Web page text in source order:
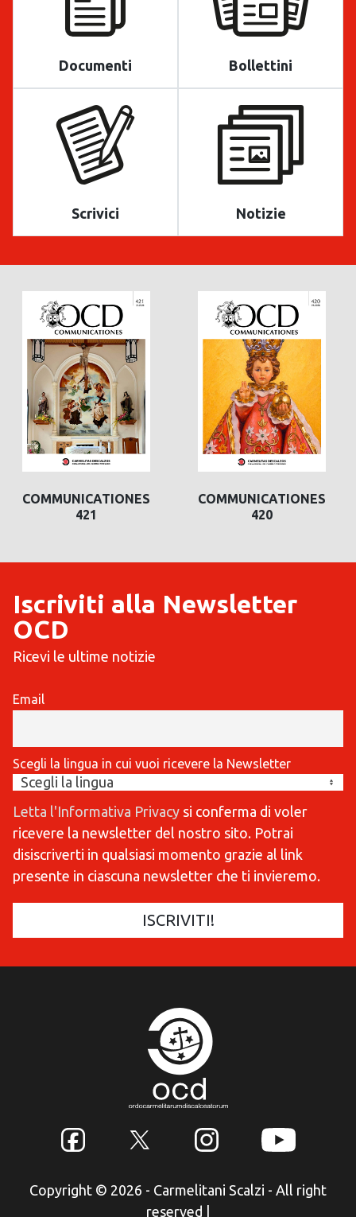
Documenti Bollettini
Scrivici Notizie
COMMUNICATIONES
421
COMMUNICATIONES
420
Iscriviti alla Newsletter
OCD
Ricevi le ultime notizie
Email
Scegli la lingua in cui vuoi ricevere la Newsletter
Letta l'Informativa Privacy si conferma di voler
ricevere la newsletter del nostro sito. Potrai
disiscriverti in qualsiasi momento grazie al link
presente in ciascuna newsletter che ti invieremo.
Copyright © 2026 - Carmelitani Scalzi - All right
reserved